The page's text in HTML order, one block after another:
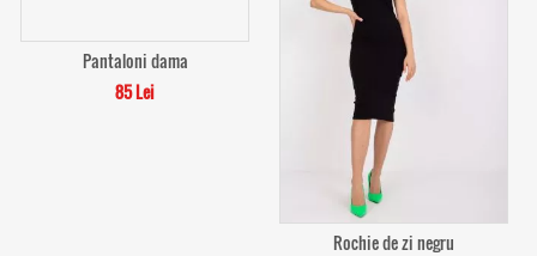
Pantaloni dama
85 Lei
Rochie de zi negru